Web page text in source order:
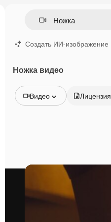
Создать ИИ-изображение
Ножка видео
Видео
Видео
Видеошаблоны
Лицензия